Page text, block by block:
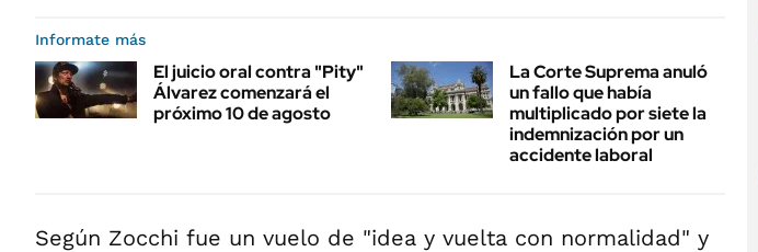
Informate más
El juicio oral contra "Pity"
Álvarez comenzará el
próximo 10 de agosto
La Corte Suprema anuló
un fallo que había
multiplicado por siete la
indemnización por un
accidente laboral
Según Zocchi fue un vuelo de "idea y vuelta con normalidad" y